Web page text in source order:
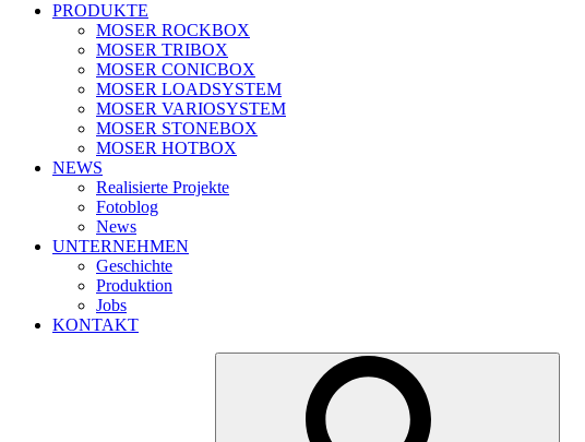
PRODUKTE
MOSER ROCKBOX
MOSER TRIBOX
MOSER CONICBOX
MOSER LOADSYSTEM
MOSER VARIOSYSTEM
MOSER STONEBOX
MOSER HOTBOX
NEWS
Realisierte Projekte
Fotoblog
News
UNTERNEHMEN
Geschichte
Produktion
Jobs
KONTAKT